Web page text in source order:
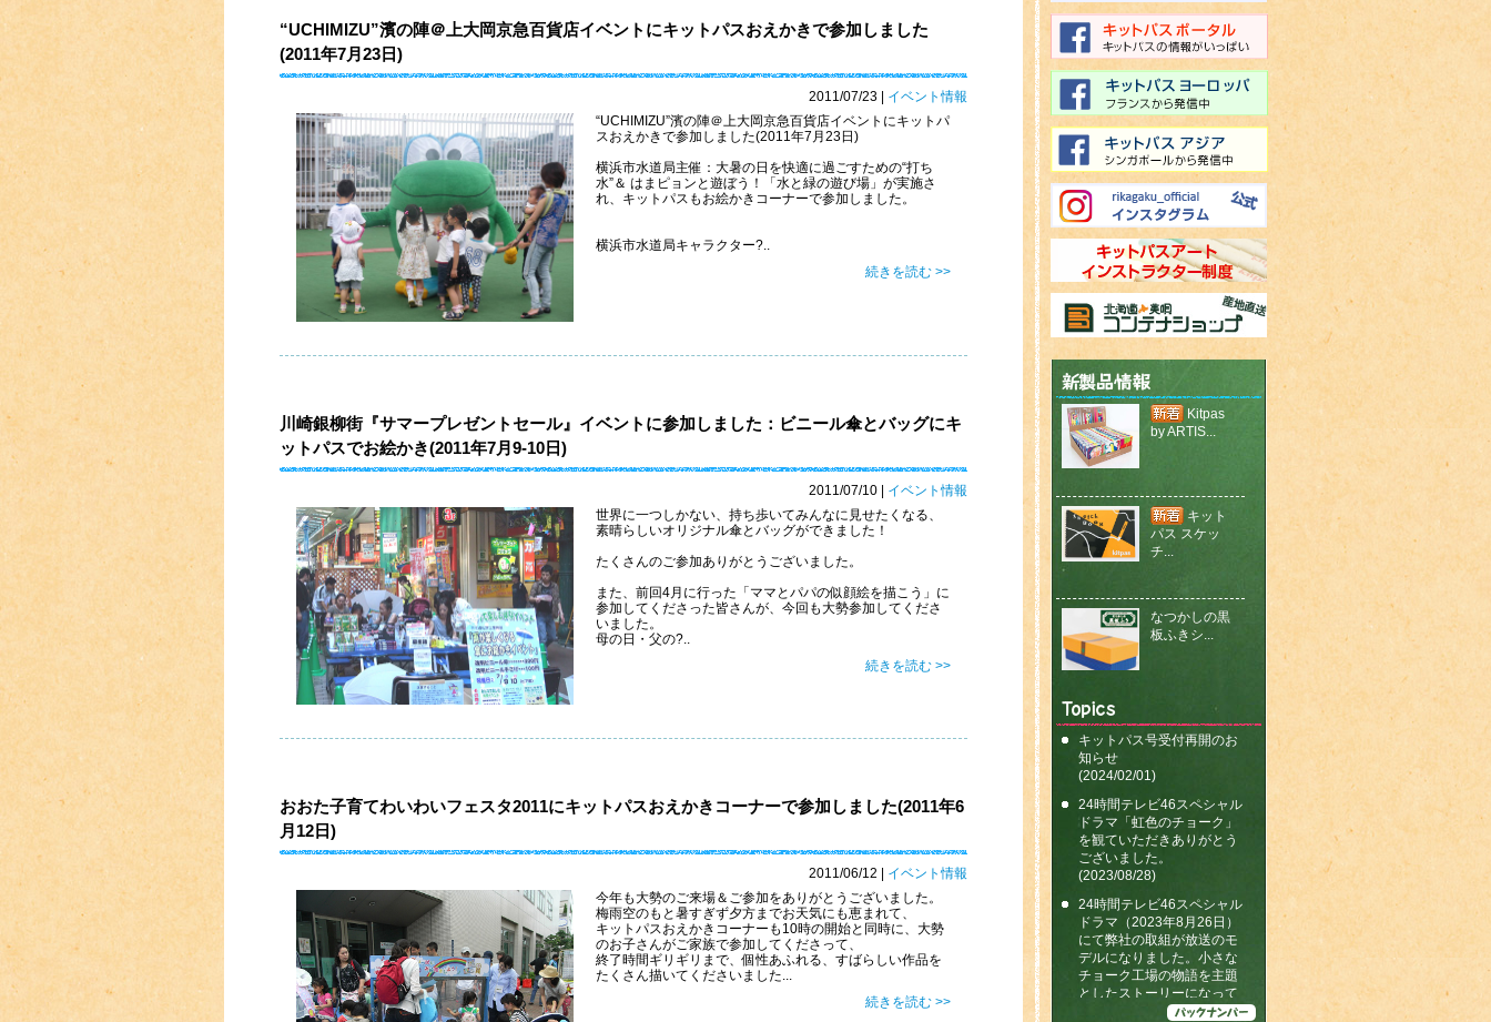
“UCHIMIZU”濱の陣＠上大岡京急百貨店イベントにキットパスおえかきで参加しました
(2011年7月23日)
2011/07/23 | イベント情報
“UCHIMIZU”濱の陣＠上大岡京急百貨店イベントにキットパ
スおえかきで参加しました(2011年7月23日)
横浜市水道局主催：大暑の日を快適に過ごすための“打ち
水”＆ はまピョンと遊ぼう！「水と緑の遊び場」が実施さ
れ、キットパスもお絵かきコーナーで参加しました。
横浜市水道局キャラクター?..
続きを読む >>
川崎銀柳街『サマープレゼントセール』イベントに参加しました：ビニール傘とバッグにキ
ットパスでお絵かき(2011年7月9-10日)
2011/07/10 | イベント情報
世界に一つしかない、持ち歩いてみんなに見せたくなる、
素晴らしいオリジナル傘とバッグができました！
たくさんのご参加ありがとうございました。
また、前回4月に行った「ママとパパの似顔絵を描こう」に
参加してくださった皆さんが、今回も大勢参加してくださ
いました。
母の日・父の?..
続きを読む >>
おおた子育てわいわいフェスタ2011にキットパスおえかきコーナーで参加しました(2011年6
月12日)
2011/06/12
イベント情報
今年も大勢のご来場＆ご参加をありがとうございました。
梅雨空のもと暑すぎず夕方までお天気にも恵まれて、
キットパスおえかきコーナーも10時の開始と同時に、大勢
のお子さんがご家族で参加してくださって、
終了時間ギリギリまで、個性あふれる、すばらしい作品を
たくさん描いてくださいました...
続きを読む >>
Kitpas
by ARTIS...
キット
パス スケッ
チ...
なつかしの黒
板ふきシ...
板ふきシ...
ホワイトボー
ドイレイザ?..
キットパス号受付再開のお
知らせ
(2024/02/01)
24時間テレビ46スペシャル
ドラマ「虹色のチョーク」
を観ていただきありがとう
ございました。
(2023/08/28)
24時間テレビ46スペシャル
ドラマ（2023年8月26日）
にて弊社の取組が放送のモ
デルになりました。小さな
チョーク工場の物語を主題
としたストーリーになって